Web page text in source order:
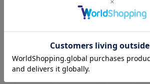
60JUN Mbag&shoes_pickup